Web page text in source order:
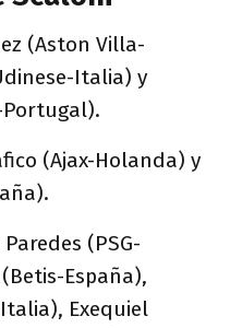
(Aston Villa-
Italia) y
(Ajax-Holanda) y
(PSG-
España),
Exequiel